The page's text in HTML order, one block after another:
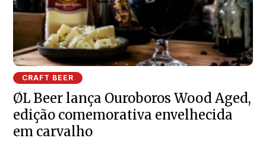
CRAFT BEER
ØL Beer lança Ouroboros Wood Aged,
edição comemorativa envelhecida
em carvalho